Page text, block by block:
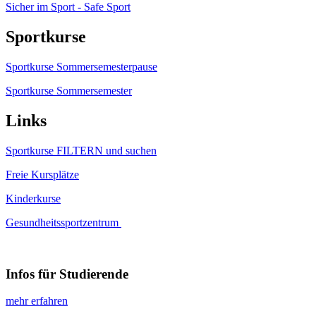
Sicher im Sport - Safe Sport
Sportkurse
Sportkurse Sommersemesterpause
Sportkurse Sommersemester
Links
Sportkurse FILTERN und suchen
Freie Kursplätze
Kinderkurse
Gesundheitssportzentrum
Infos für Studierende
mehr erfahren